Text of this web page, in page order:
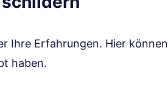
Ihre Erfahrungen. Hier können
haben.